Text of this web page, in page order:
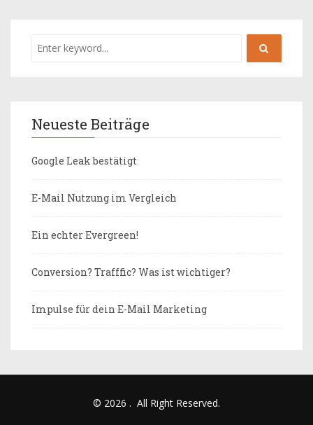
Neueste Beiträge
Google Leak bestätigt
E-Mail Nutzung im Vergleich
Ein echter Evergreen!
Conversion? Trafffic? Was ist wichtiger?
Impulse für dein E-Mail Marketing
© 2026 . All Right Reserved.